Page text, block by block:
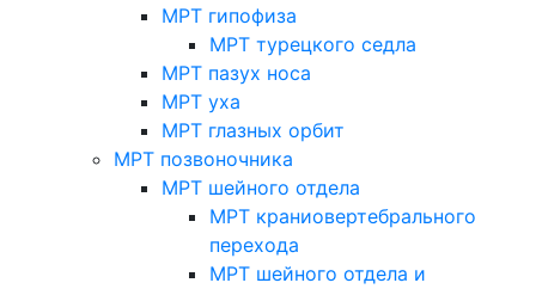
МРТ гипофиза
МРТ турецкого седла
МРТ пазух носа
МРТ уха
МРТ глазных орбит
МРТ позвоночника
МРТ шейного отдела
МРТ краниовертебрального
перехода
МРТ шейного отдела и